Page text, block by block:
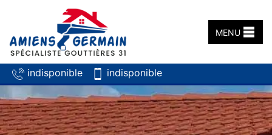
indisponible indisponible
MENU